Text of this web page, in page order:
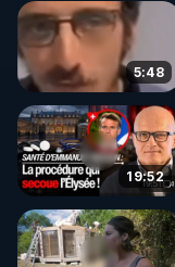
http://rgnr.li/news
🌱 VIDÉOS NON
Toutes les
http://rgnr.li/
🌱 LES STAGES
5:48
19:52